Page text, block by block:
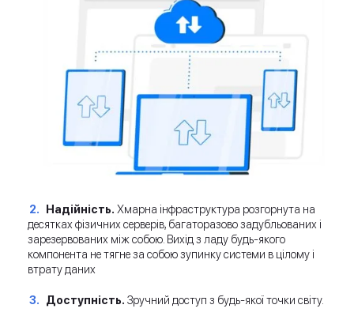
Надійність. Хмарна інфраструктура розгорнута на
десятках фізичних серверів, багаторазово задубльованих і
зарезервованих між собою. Вихід з ладу будь-якого
компонента не тягне за собою зупинку системи в цілому і
втрату даних
Доступність. Зручний доступ з будь-якої точки світу.